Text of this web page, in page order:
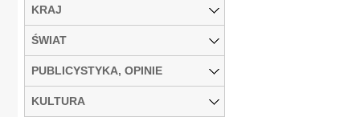
KRAJ
ŚWIAT
PUBLICYSTYKA, OPINIE
KULTURA